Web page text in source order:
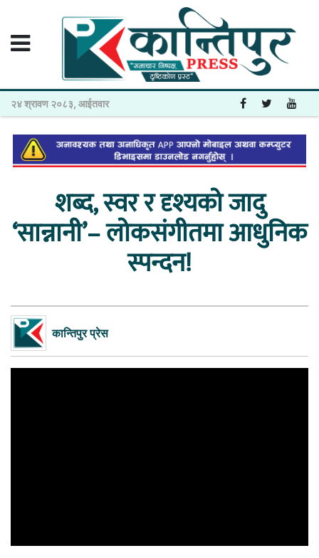
२४ श्रावण २०८३, आईतवार
शब्द, स्वर र दृश्यको जादु
‘सान्नानी’– लोकसंगीतमा आधुनिक
स्पन्दन!
कान्तिपुर प्रेस